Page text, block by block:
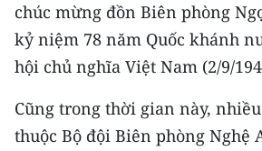
Bắc Trung Bộ
Duyên hải Nam Trung Bộ và Tây
Nguyên
Đông Nam Bộ
chúc mừng đồn Biên phòng
kỷ niệm 78 năm Quốc khánh
hội chủ nghĩa Việt Nam (2/9/
Cũng trong thời gian này,
thuộc Bộ đội Biên phòng Nghệ